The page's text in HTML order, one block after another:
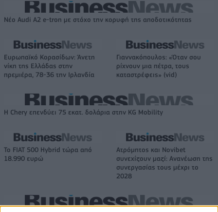
Νέο Audi A2 e-tron με στόχο την κορυφή της αποδοτικότητας
Ευρωπαϊκό Κορασίδων: Άνετη
νίκη της Ελλάδας στην
πρεμιέρα, 78-36 την Ιρλανδία
Γιαννακόπουλος: «Όταν σου
ρίχνουν μια πέτρα, τους
καταστρέφεις» (vid)
Η Chery επενδύει 75 εκατ. δολάρια στην KG Mobility
Το FIAT 500 Hybrid τώρα από
18.990 ευρώ
Ατρόμητος και Novibet
συνεχίζουν μαζί: Ανανέωση της
συνεργασίας τους μέχρι το
2028